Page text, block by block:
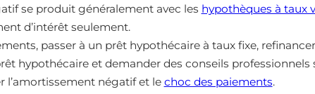
se produit généralement avec les hypothèques à taux
d’intérêt seulement.
passer à un prêt hypothécaire à taux fixe,
hypothécaire et demander des conseils professionnels
l’amortissement négatif et le choc des paiements.